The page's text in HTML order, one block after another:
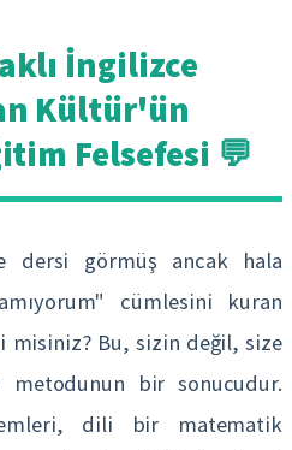
İngilizce
Kültür'ün
Felsefesi 💬
dersi görmüş ancak hala
cümlesini kuran
misiniz? Bu, sizin değil, size
metodunun bir sonucudur.
dili bir matematik